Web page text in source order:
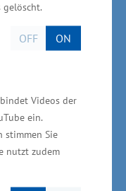
gelöscht.
OFF ON
Videos der
ein.
stimmen Sie
nutzt zudem
und Herz-
und die
der
Grundlage